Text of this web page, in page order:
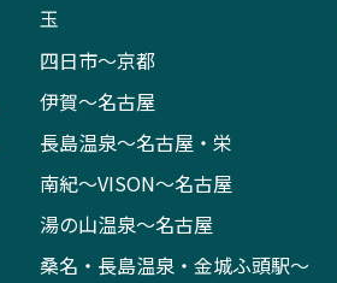
玉
四日市～京都
伊賀～名古屋
長島温泉～名古屋・栄
南紀～VISON～名古屋
湯の山温泉～名古屋
桑名・長島温泉・金城ふ頭駅～